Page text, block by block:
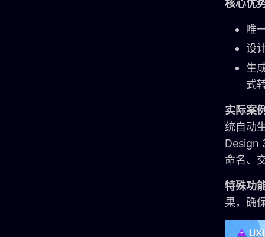
核心优
唯
设
生
式
实际案
统自动
Design
命名、
特殊功
果，确